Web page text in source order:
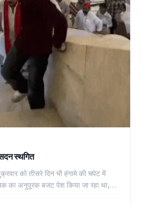
स्थगित
को तीसरे दिन भी हंगामे की चपेट में
का अनुपूरक बजट पेश किया जा रहा था,